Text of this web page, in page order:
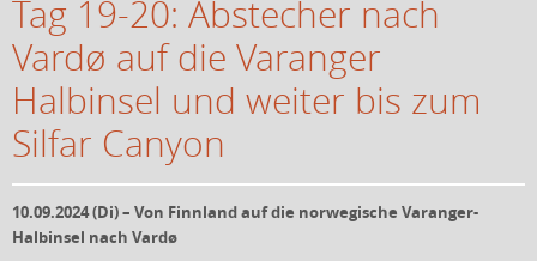
Tag 19-20: Abstecher nach
Vardø auf die Varanger
Halbinsel und weiter bis zum
Silfar Canyon
10.09.2024 (Di) – Von Finnland auf die norwegische Varanger-
Halbinsel nach Vardø